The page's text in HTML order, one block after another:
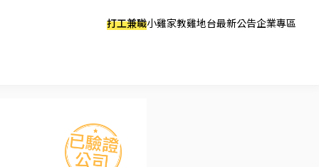
打工兼職小雞家教雞地台最新公告企業專區